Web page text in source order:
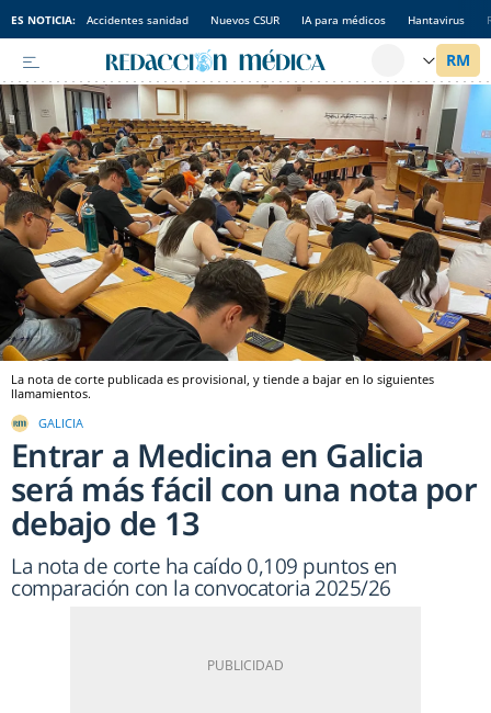
ES NOTICIA: Accidentes sanidad Nuevos CSUR IA para médicos Hantavirus
La nota de corte publicada es provisional, y tiende a bajar en lo siguientes
llamamientos.
GALICIA
Entrar a Medicina en Galicia
será más fácil con una nota por
debajo de 13
La nota de corte ha caído 0,109 puntos en
comparación con la convocatoria 2025/26